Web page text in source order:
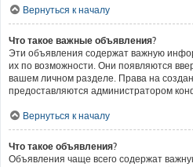
Вернуться к началу
Что такое важные объявления?
Эти объявления содержат важную
их по возможности. Они появляются
вашем личном разделе. Права на
предоставляются администратором
Вернуться к началу
Что такое объявления?
Объявления чаще всего содержат